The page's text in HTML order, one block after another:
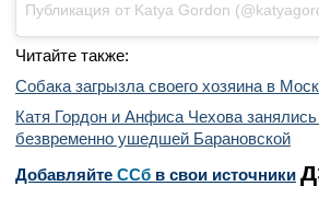
Публикация от Katya Gordon
Читайте также:
Собака загрызла своего хозяина в
Катя Гордон и Анфиса Чехова
безвременно ушедшей Барановской
Добавляйте CСб в свои источники